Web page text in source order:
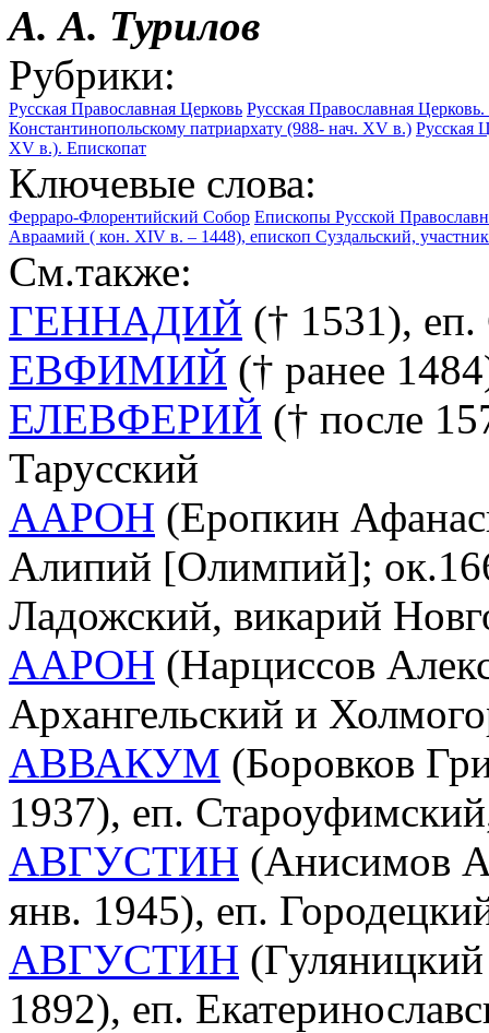
А. А. Турилов
Рубрики:
Русская Православная Церковь Русская Православная
Константинопольскому патриархату (988- нач. XV в.) Русская
XV в.). Епископат
Ключевые слова:
Ферраро-Флорентийский Собор Епископы Русской
Авраамий ( кон. XIV в. – 1448), епископ Суздальский,
См.также:
ГЕННАДИЙ († 1531), еп.
ЕВФИМИЙ († ранее
ЕЛЕВФЕРИЙ († после
Тарусский
ААРОН (Еропкин
Алипий [Олимпий];
Ладожский, викарий
ААРОН (Нарциссов
Архангельский и
АВВАКУМ (Боровков
1937), еп.
АВГУСТИН (Анисимов
янв. 1945), еп.
АВГУСТИН
1892), еп.